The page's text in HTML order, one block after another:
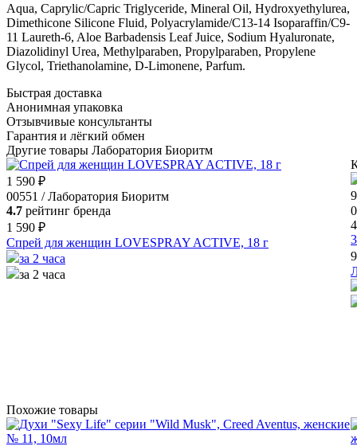
Aqua, Caprylic/Сapric Triglyceride, Mineral Oil, Hydroxyethylurea,
Dimethicone Silicone Fluid, Polyacrylamide/C13-14 Isoparaffin/C9-
11 Laureth-6, Aloe Barbadensis Leaf Juice, Sodium Hyaluronate,
Diazolidinyl Urea, Methylparaben, Propylparaben, Propylene
Glycol, Triethanolamine, D-Limonene, Parfum.
Быстрая доставка
Анонимная упаковка
Отзывчивые консультанты
Гарантия и лёгкий обмен
Другие товары Лаборатория Биоритм
1 590 ₽
00551 / Лаборатория Биоритм
4.7 рейтинг бренда
1 590 ₽
Спрей для женщин LOVESPRAY ACTIVE, 18 г
за 2 часа
за 2 часа
Похожие товары